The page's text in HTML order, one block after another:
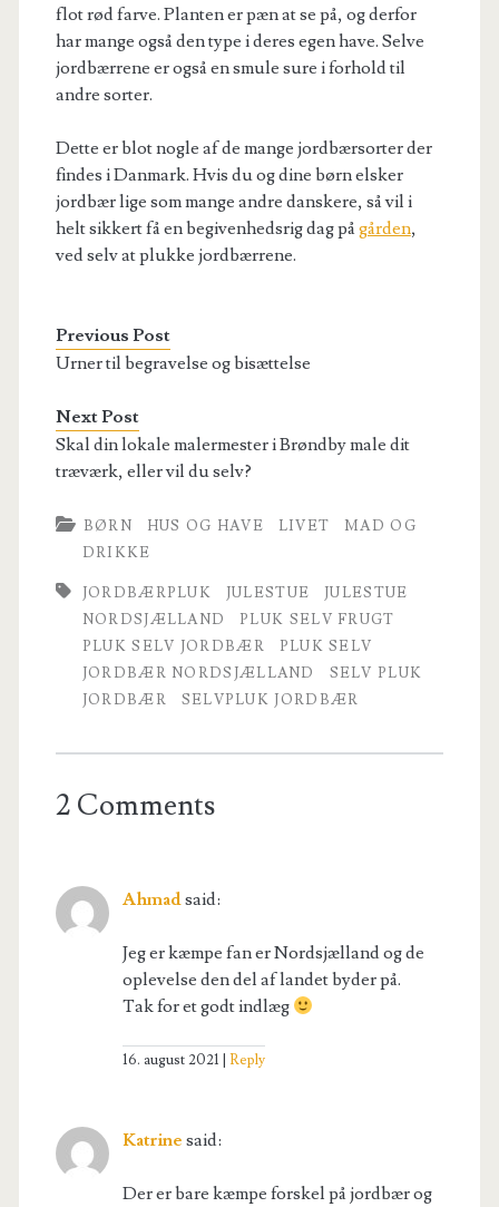
flot rød farve. Planten er pæn at se på, og derfor
har mange også den type i deres egen have. Selve
jordbærrene er også en smule sure i forhold til
andre sorter.
Dette er blot nogle af de mange jordbærsorter der
findes i Danmark. Hvis du og dine børn elsker
jordbær lige som mange andre danskere, så vil i
helt sikkert få en begivenhedsrig dag pågården,
ved selv at plukke jordbærrene.
Previous Post
Urner til begravelse og bisættelse
Next Post
Skal din lokale malermester i Brøndby male dit
træværk, eller vil du selv?
BØRN HUS OG HAVE LIVET
MAD OG
DRIKKE
JORDBÆRPLUK JULESTUE
JULESTUE
NORDSJÆLLAND
PLUK SELV FRUGT
PLUK SELV JORDBÆR
PLUK SELV
JORDBÆR NORDSJÆLLAND
SELV PLUK
JORDBÆR
SELVPLUK JORDBÆR
2 Comments
Ahmadsaid:
Jeg er kæmpe fan er Nordsjælland og de
oplevelse den del af landet byder på.
Tak for et godt indlæg
16. august 2021 Reply
Katrine said:
Der er bare kæmpe forskel på jordbær og